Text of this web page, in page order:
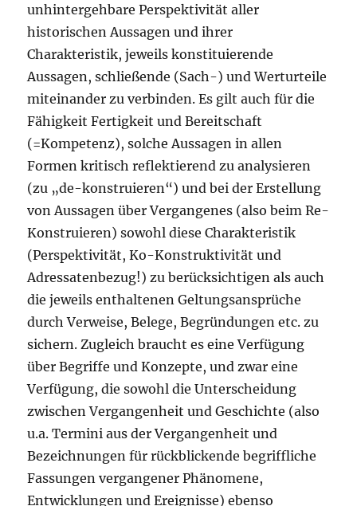
unhintergehbare Perspektivität aller
historischen Aussagen und ihrer
Charakteristik, jeweils konstituierende
Aussagen, schließende (Sach-) und Werturteile
miteinander zu verbinden. Es gilt auch für die
Fähigkeit Fertigkeit und Bereitschaft
(=Kompetenz), solche Aussagen in allen
Formen kritisch reflektierend zu analysieren
(zu „de-konstruieren“) und bei der Erstellung
von Aussagen über Vergangenes (also beim Re-
Konstruieren) sowohl diese Charakteristik
(Perspektivität, Ko-Konstruktivität und
Adressatenbezug!) zu berücksichtigen als auch
die jeweils enthaltenen Geltungsansprüche
durch Verweise, Belege, Begründungen etc. zu
sichern. Zugleich braucht es eine Verfügung
über Begriffe und Konzepte, und zwar eine
Verfügung, die sowohl die Unterscheidung
zwischen Vergangenheit und Geschichte (also
u.a. Termini aus der Vergangenheit und
Bezeichnungen für rückblickende begriffliche
Fassungen vergangener Phänomene,
Entwicklungen und Ereignisse) ebenso